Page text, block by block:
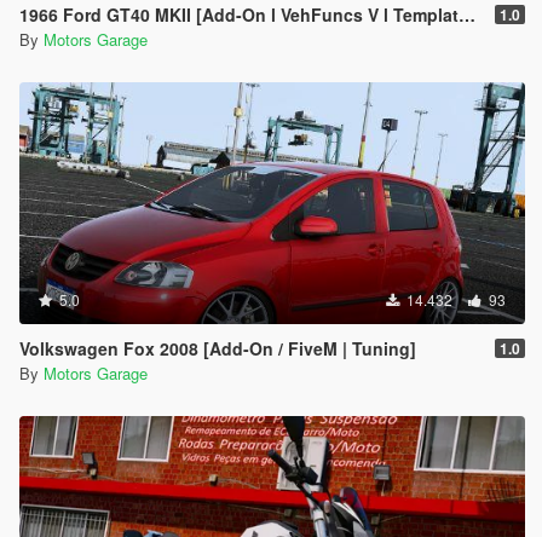
1966 Ford GT40 MKII [Add-On l VehFuncs V l Template l Extras l Sound] 1.0
By Motors Garage
5.0 14.432 93
Volkswagen Fox 2008 [Add-On / FiveM | Tuning] 1.0
By Motors Garage